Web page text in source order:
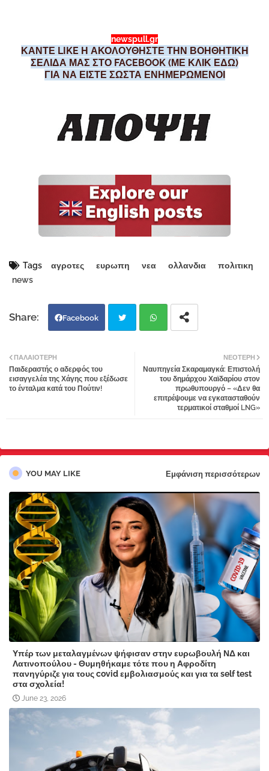
newspull.gr
ΚΑΝΤΕ LIKE Η ΑΚΟΛΟΥΘΗΣΤΕ ΤΗΝ ΒΟΗΘΗΤΙΚΗ
ΣΕΛΙΔΑ ΜΑΣ ΣΤΟ FACEBOOK (ΜΕ ΚΛΙΚ ΕΔΩ)
ΓΙΑ ΝΑ ΕΙΣΤΕ ΣΩΣΤΑ ΕΝΗΜΕΡΩΜΕΝΟΙ
Tags αγροτες ευρωπη νεα ολλανδια
πολιτικη
news
Facebook
atsa
pp
ΝΕΌΤΕΡΗ
Ναυπηγεία Σκαραμαγκά: Επιστολή
του δημάρχου Χαϊδαρίου στον
πρωθυπουργό – «Δεν θα
επιτρέψουμε να εγκατασταθούν
τερματικοί σταθμοί LNG»
ΠΑΛΑΙΌΤΕΡΗ
Παιδεραστής ο αδερφός του
εισαγγελέα της Χάγης που εξέδωσε
το ένταλμα κατά του Πούτιν!
YOU MAY LIKE Εμφάνιση περισσότερων
Υπέρ των μεταλαγμένων ψήφισαν στην ευρωβουλή ΝΔ και
Λατινοπούλου - Θυμηθήκαμε τότε που η Αφροδίτη
πανηγύριζε για τους covid εμβολιασμούς και για τα self test
στα σχολεία!
June 23, 2026